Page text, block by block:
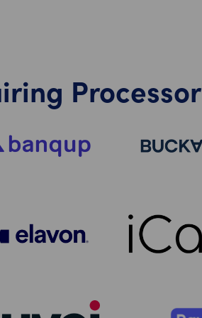
Processor